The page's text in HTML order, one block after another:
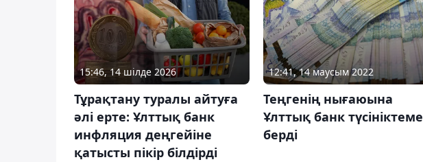
15:46, 14 шілде 2026
Тұрақтану туралы айтуға
әлі ерте: Ұлттық банк
инфляция деңгейіне
қатысты пікір білдірді
12:41, 14 маусым 2022
Теңгенің нығаюына
Ұлттық банк түсініктеме
берді